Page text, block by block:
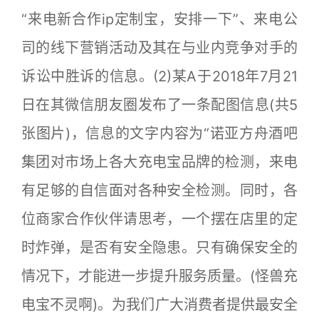
“来电新合作ip定制宝，安排一下”、来电公
司的线下营销活动及其在与业内竞争对手的
诉讼中胜诉的信息。(2)某A于2018年7月21
日在其微信朋友圈发布了一条配图信息(共5
张图片)，信息的文字内容为“诺亚方舟酒吧
集团对市场上各大充电宝品牌的检测，来电
有足够的自信面对各种安全检测。同时，各
位商家合作伙伴请思考，一个摆在店里的定
时炸弹，是否有安全隐患。只有确保安全的
情况下，才能进一步提升服务质量。(怪兽充
电宝不灵啊)。为我们广大消费者提供最安全